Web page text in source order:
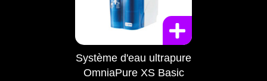
Système d'eau ultrapure
OmniaPure XS Basic